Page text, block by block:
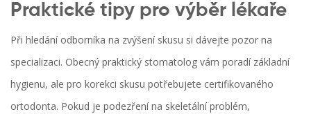
Praktické tipy pro výběr lékaře
Při hledání odborníka na zvýšení skusu si dávejte pozor na
specializaci. Obecný praktický stomatolog vám poradí základní
hygienu, ale pro korekci skusu potřebujete certifikovaného
ortodonta. Pokud je podezření na skeletální problém,